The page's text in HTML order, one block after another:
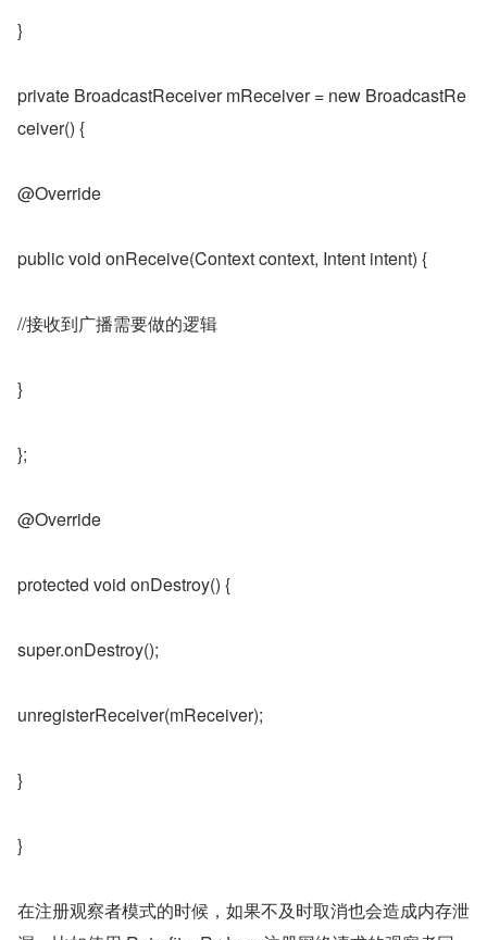
}
private BroadcastReceiver mReceiver = new BroadcastRe
ceiver() {
@Override
public void onReceive(Context context, Intent intent) {
//接收到广播需要做的逻辑
}
};
@Override
protected void onDestroy() {
super.onDestroy();
unregisterReceiver(mReceiver);
}
}
在注册观察者模式的时候，如果不及时取消也会造成内存泄